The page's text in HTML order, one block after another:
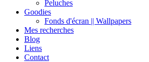
Peluches
Goodies
Fonds d'écran || Wallpapers
Mes recherches
Blog
Liens
Contact